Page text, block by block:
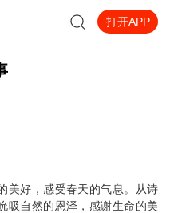
打开APP
美好，感受春天的气息。从诗
吸自然的恩泽，感谢生命的美